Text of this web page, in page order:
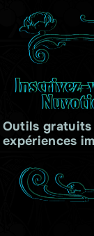
Inscrivez-
Outils gratuits
expériences